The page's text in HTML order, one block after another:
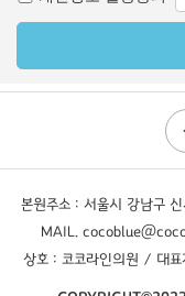
본원주소 : 서울시 강남구
MAIL.
상호 : 코코라인의원 / 대